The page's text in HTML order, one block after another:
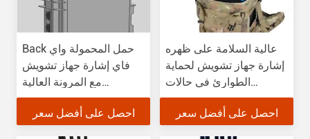
Back حمل المحمولة واي
فاي إشارة جهاز تشويش
مع المرونة العالية
والموثوقية
احصل على أفضل سعر
عالية السلامة على ظهره
إشارة جهاز تشويش لحماية
الطوارئ في حالات
الطوارئ
احصل على أفضل سعر